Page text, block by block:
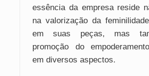
essência da empresa reside
na valorização da
em suas peças, mas
promoção do
em diversos aspectos.